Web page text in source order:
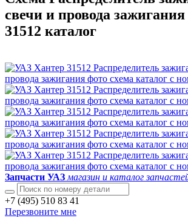
свечи и провода
31512 каталог
Запчасти УАЗ магазин и каталог
+7 (495) 510 83 41
Перезвоните мне